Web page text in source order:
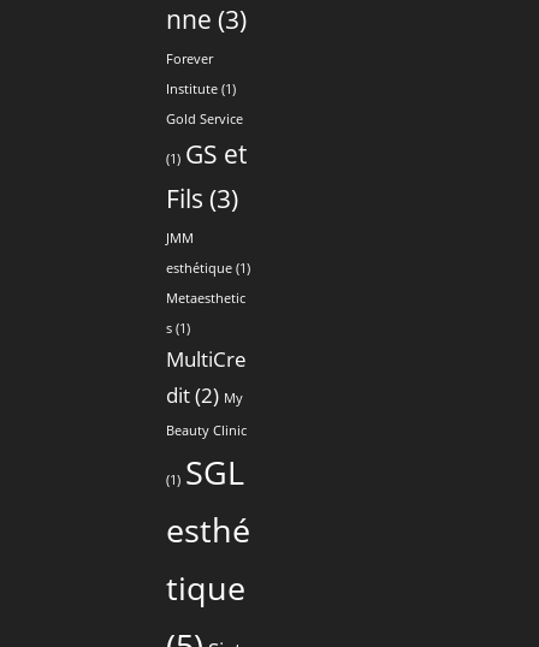
nne (3)
Forever
Institute (1)
Gold Service
(1) GS et
Fils (3)
JMM
esthétique (1)
Metaesthetic
s (1)
MultiCre
dit(2) My
Beauty Clinic
(1) SGL
esthé
tique